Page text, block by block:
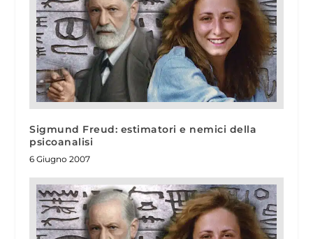
Sigmund Freud: estimatori e nemici della
psicoanalisi
6 Giugno 2007